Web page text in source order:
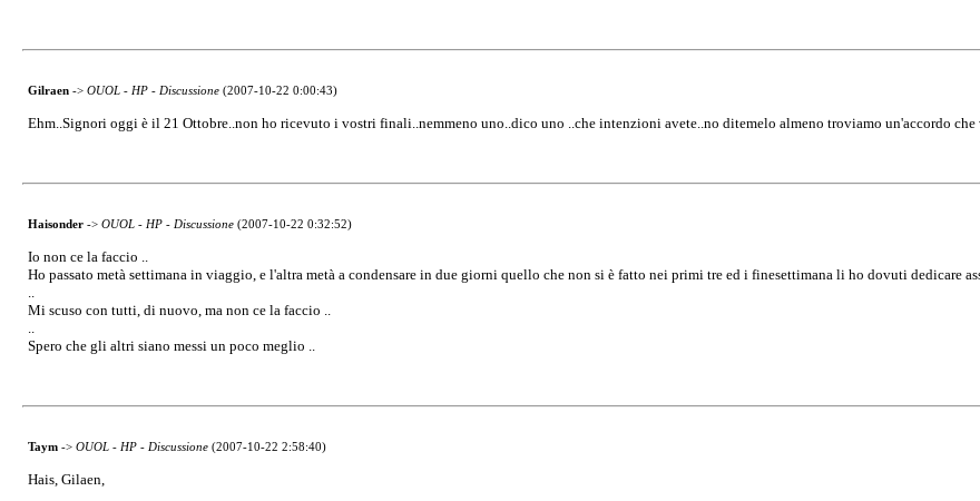
Gilraen-> OUOL - HP - Discussione (2007-10-22 0:00:43)
Ehm..Signori oggi è il 21 Ottobre..non ho ricevuto i vostri finali..nemmeno uno..dico uno ..che intenzioni avete..no ditemelo almeno troviamo un'accordo
Haisonder-> OUOL - HP - Discussione (2007-10-22 0:32:52)
Io non ce la faccio ..
Ho passato metà settimana in viaggio, e l'altra metà a condensare in due giorni quello che non si è fatto nei primi tre ed i finesettimana li ho dovuti dedicare
..
Mi scuso con tutti, di nuovo, ma non ce la faccio ..
..
Spero che gli altri siano messi un poco meglio ..
Taym-> OUOL - HP - Discussione (2007-10-22 2:58:40)
Hais, Gilaen,